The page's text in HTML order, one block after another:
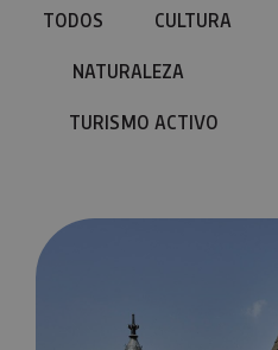
TODOS CULTURA
NATURALEZA
TURISMO ACTIVO
7 lugares increíbles para